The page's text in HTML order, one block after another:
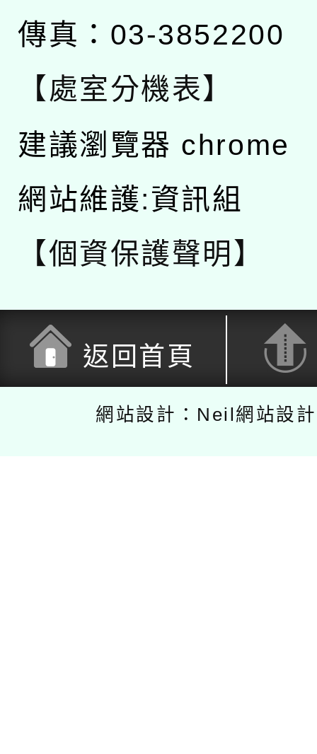
傳真：03-3852200
【處室分機表】
建議瀏覽器 chrome
網站維護:資訊組
【個資保護聲明】
返回首頁
網站設計：Neil網站設